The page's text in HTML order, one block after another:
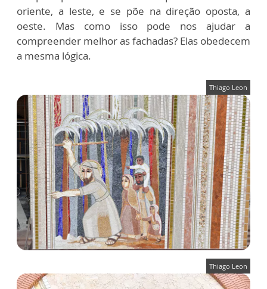
oriente, a leste, e se põe na direção oposta, a
oeste. Mas como isso pode nos ajudar a
compreender melhor as fachadas? Elas obedecem
a mesma lógica.
Thiago Leon
Thiago Leon